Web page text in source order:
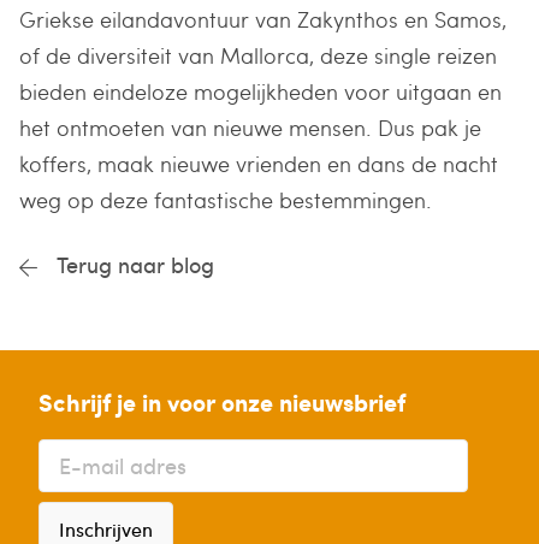
Griekse eilandavontuur van Zakynthos en Samos,
of de diversiteit van Mallorca, deze single reizen
bieden eindeloze mogelijkheden voor uitgaan en
het ontmoeten van nieuwe mensen. Dus pak je
koffers, maak nieuwe vrienden en dans de nacht
weg op deze fantastische bestemmingen.
Terug naar blog
Schrijf je in voor onze nieuwsbrief
Inschrijven